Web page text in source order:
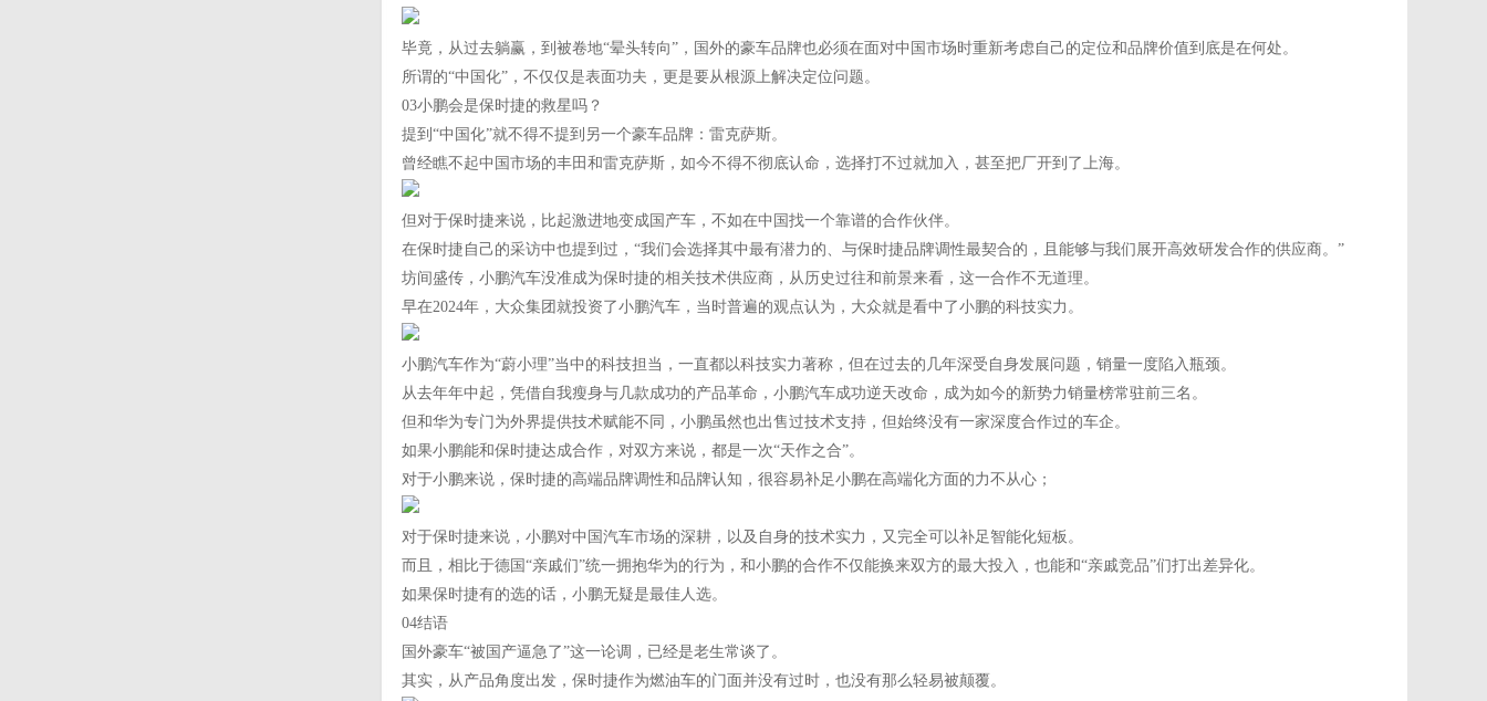
毕竟，从过去躺赢，到被卷地“晕头转向”，国外的豪车品牌也必须在面对中国市场时重新考虑自己的定位和品牌价值到底是在何处。
所谓的“中国化”，不仅仅是表面功夫，更是要从根源上解决定位问题。
03小鹏会是保时捷的救星吗？
提到“中国化”就不得不提到另一个豪车品牌：雷克萨斯。
曾经瞧不起中国市场的丰田和雷克萨斯，如今不得不彻底认命，选择打不过就加入，甚至把厂开到了上海。
但对于保时捷来说，比起激进地变成国产车，不如在中国找一个靠谱的合作伙伴。
在保时捷自己的采访中也提到过，“我们会选择其中最有潜力的、与保时捷品牌调性最契合的，且能够与我们展开高效研发合作的供应商。”
坊间盛传，小鹏汽车没准成为保时捷的相关技术供应商，从历史过往和前景来看，这一合作不无道理。
早在2024年，大众集团就投资了小鹏汽车，当时普遍的观点认为，大众就是看中了小鹏的科技实力。
小鹏汽车作为“蔚小理”当中的科技担当，一直都以科技实力著称，但在过去的几年深受自身发展问题，销量一度陷入瓶颈。
从去年年中起，凭借自我瘦身与几款成功的产品革命，小鹏汽车成功逆天改命，成为如今的新势力销量榜常驻前三名。
但和华为专门为外界提供技术赋能不同，小鹏虽然也出售过技术支持，但始终没有一家深度合作过的车企。
如果小鹏能和保时捷达成合作，对双方来说，都是一次“天作之合”。
对于小鹏来说，保时捷的高端品牌调性和品牌认知，很容易补足小鹏在高端化方面的力不从心；
对于保时捷来说，小鹏对中国汽车市场的深耕，以及自身的技术实力，又完全可以补足智能化短板。
而且，相比于德国“亲戚们”统一拥抱华为的行为，和小鹏的合作不仅能换来双方的最大投入，也能和“亲戚竞品”们打出差异化。
如果保时捷有的选的话，小鹏无疑是最佳人选。
04结语
国外豪车“被国产逼急了”这一论调，已经是老生常谈了。
其实，从产品角度出发，保时捷作为燃油车的门面并没有过时，也没有那么轻易被颠覆。